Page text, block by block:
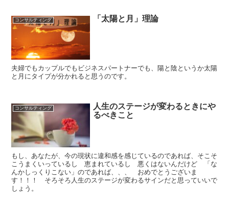
コンサルティング 「太陽と月」理論
夫婦でもカップルでもビジネスパートナーでも、陽と陰というか太陽
と月にタイプが分かれると思うのです。
コンサルティング
人生のステージが変わるときにや
るべきこと
もし、あなたが、今の現状に違和感を感じているのであれば、そこそ
こうまくいっているし 恵まれているし 悪くはないんだけど 「な
んかしっくりこない」のであれば、、、 おめでとうございま
す！！！ そろそろ人生のステージが変わるサインだと思っていいで
しょう。